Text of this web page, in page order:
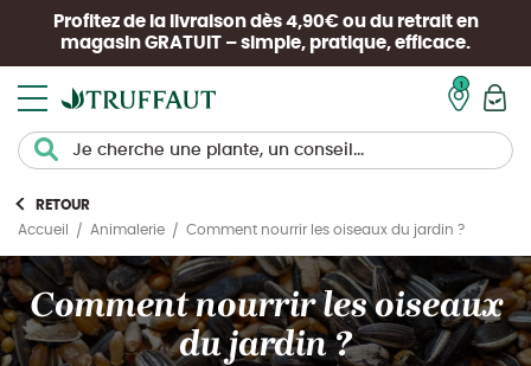
Profitez de la livraison dès 4,90€ ou du retrait en
magasin GRATUIT – simple, pratique, efficace.
RETOUR
Accueil
Animalerie Comment nourrir les oiseaux du jardin ?
Comment nourrir les oiseaux
du jardin ?